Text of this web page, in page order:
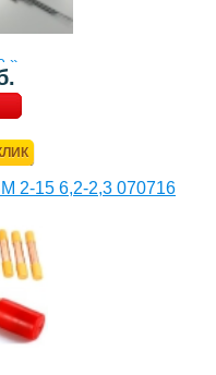
»
2-15 6,2-2,3 070716